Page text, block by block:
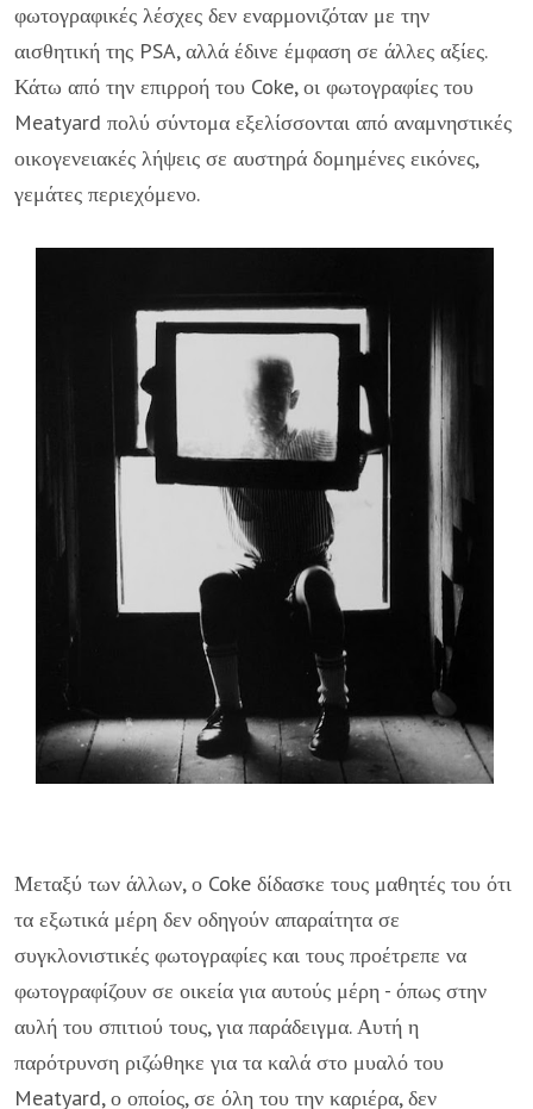
φωτογραφικές λέσχες δεν εναρμονιζόταν με την
αισθητική της PSA, αλλά έδινε έμφαση σε άλλες αξίες.
Κάτω από την επιρροή του Coke, οι φωτογραφίες του
Meatyard πολύ σύντομα εξελίσσονται από αναμνηστικές
οικογενειακές λήψεις σε αυστηρά δομημένες εικόνες,
γεμάτες περιεχόμενο.
Μεταξύ των άλλων, ο Coke δίδασκε τους μαθητές του ότι
τα εξωτικά μέρη δεν οδηγούν απαραίτητα σε
συγκλονιστικές φωτογραφίες και τους προέτρεπε να
φωτογραφίζουν σε οικεία για αυτούς μέρη - όπως στην
αυλή του σπιτιού τους, για παράδειγμα. Αυτή η
παρότρυνση ριζώθηκε για τα καλά στο μυαλό του
Meatyard, ο οποίος, σε όλη του την καριέρα, δεν